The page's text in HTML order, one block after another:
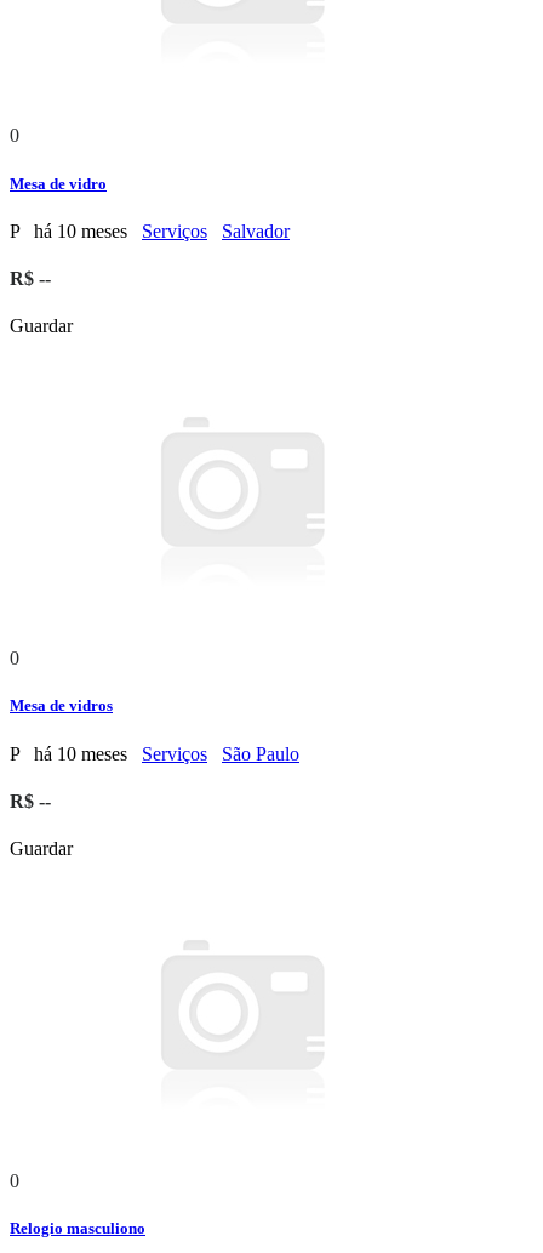
0
Mesa de vidro
P há 10 meses Serviços Salvador
R$ --
Guardar
0
Mesa de vidros
P há 10 meses Serviços São Paulo
R$ --
Guardar
0
Relogio masculiono